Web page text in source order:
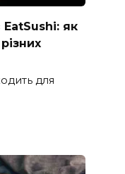
EatSushi: як
для